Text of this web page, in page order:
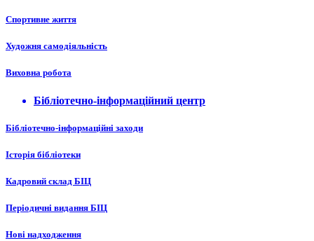
Спортивне життя
Художня самодіяльність
Виховна робота
Бібліотечно-інформаційний центр
Бібліотечно-інформаційні заходи
Історія бібліотеки
Кадровий склад БІЦ
Періодичні видання БІЦ
Нові надходження